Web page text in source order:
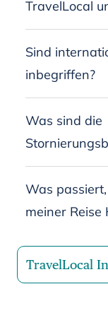
TravelLocal
Sind
inbegriffen?
Was sind die
Was
meiner Reise
TravelLocal